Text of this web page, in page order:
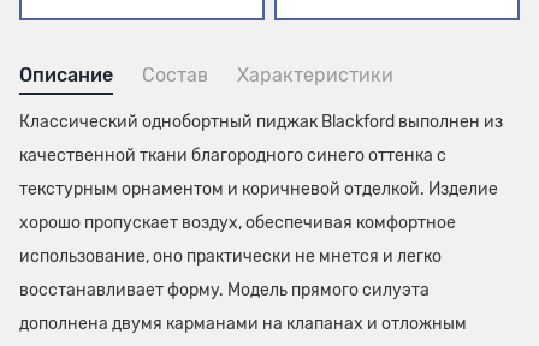
Описание Состав Характеристики
Классический однобортный пиджак Blackford выполнен из
качественной ткани благородного синего оттенка с
текстурным орнаментом и коричневой отделкой. Изделие
хорошо пропускает воздух, обеспечивая комфортное
использование, оно практически не мнется и легко
восстанавливает форму. Модель прямого силуэта
дополнена двумя карманами на клапанах и отложным